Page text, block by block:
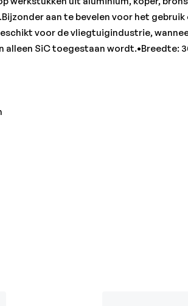
aan te bevelen voor het gebruik
voor de vliegtuigindustrie,
alleen SiC toegestaan wordt.•Breedte: